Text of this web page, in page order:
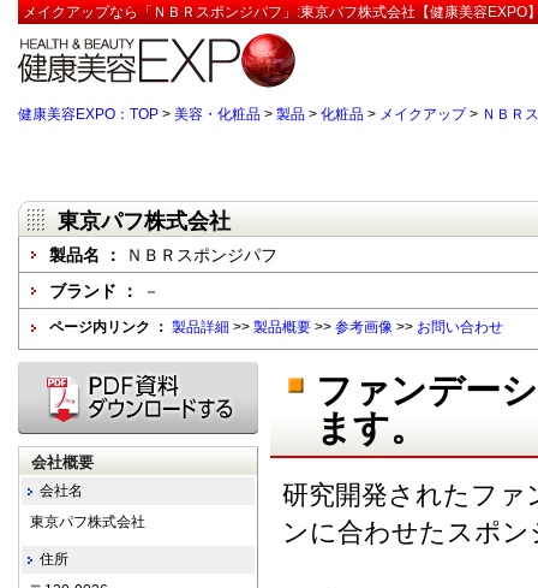
メイクアップなら「ＮＢＲスポンジパフ」:東京パフ株式会社【健康美容EXPO
健康美容EXPO：TOP > 美容・化粧品 > 製品 > 化粧品 > メイクアップ> ＮＢＲ
東京パフ株式会社
製品名 ：
ＮＢＲスポンジパフ
ブランド ：
－
ページ内リンク ： 製品詳細 >> 製品概要 >> 参考画像 >> お問い合わせ
ファンデー
ます。
研究開発されたフ
ンに合わせたスポ
会社概要
会社名
東京パフ株式会社
住所